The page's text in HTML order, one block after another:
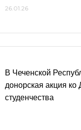
26.01.26
В Чеченской
донорская акция ко
студенчества